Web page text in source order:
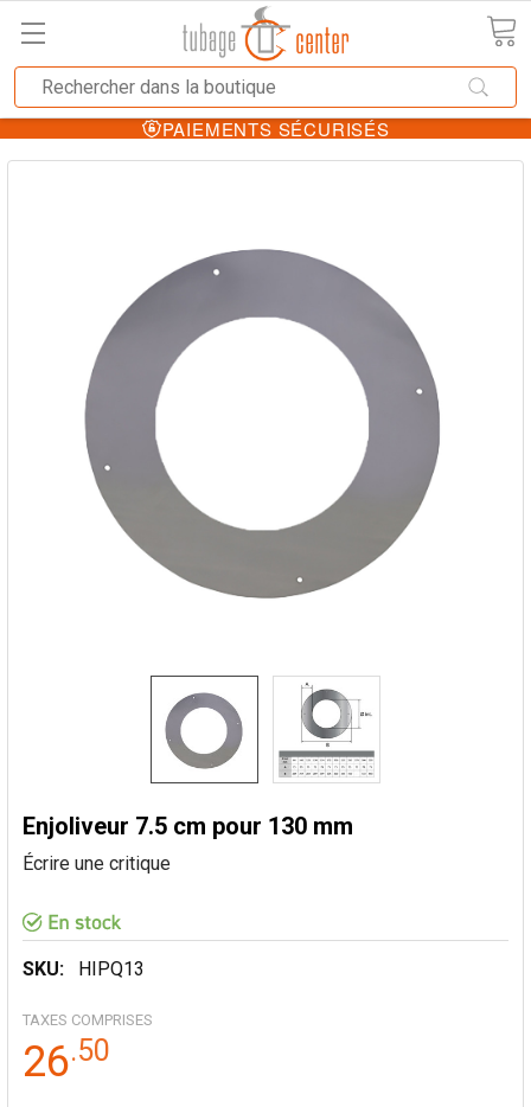
PAIEMENTS SÉCURISÉS
Enjoliveur 7.5 cm pour 130 mm
Écrire une critique
SKU: HIPQ13
TAXES COMPRISES
26.50